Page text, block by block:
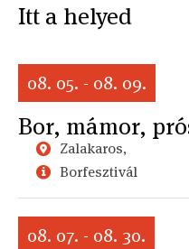
Itt a helyed
08. 05. - 08. 09.
Bor, mámor,
Zalakaros,
Borfesztivál
08. 07. - 08. 30.